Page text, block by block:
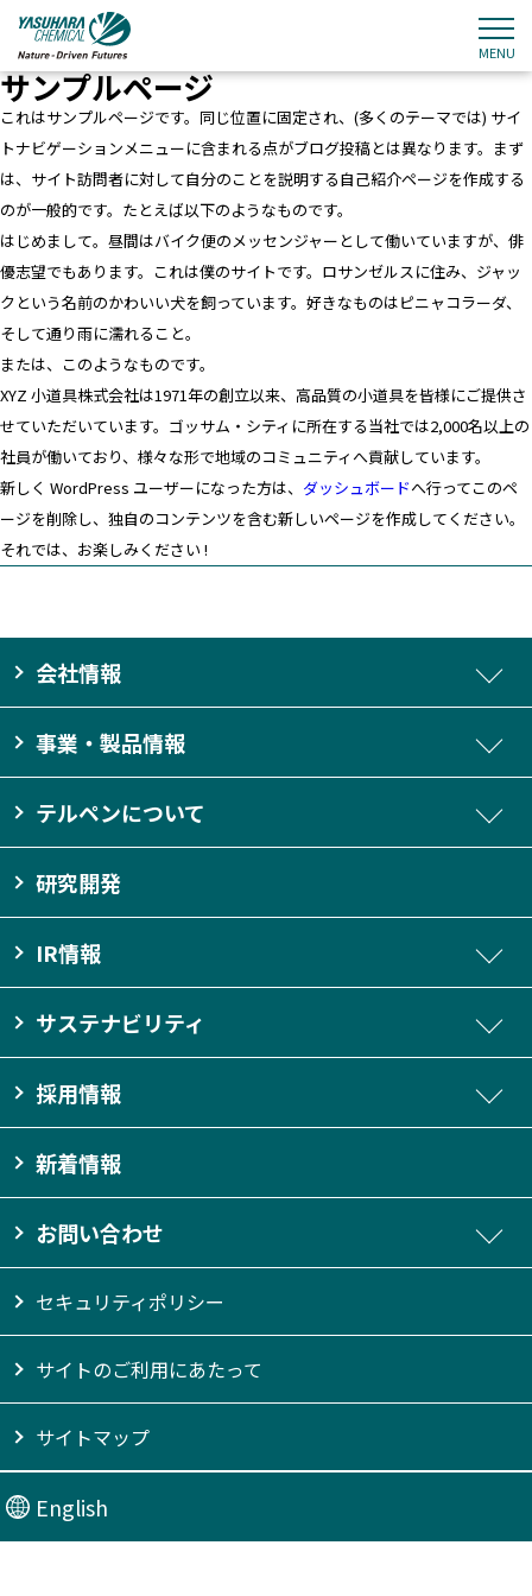
MENU
サンプルページ
これはサンプルページです。同じ位置に固定され、(多くのテーマでは) サイ
トナビゲーションメニューに含まれる点がブログ投稿とは異なります。まず
は、サイト訪問者に対して自分のことを説明する自己紹介ページを作成する
のが一般的です。たとえば以下のようなものです。
はじめまして。昼間はバイク便のメッセンジャーとして働いていますが、俳
優志望でもあります。これは僕のサイトです。ロサンゼルスに住み、ジャッ
クという名前のかわいい犬を飼っています。好きなものはピニャコラーダ、
そして通り雨に濡れること。
または、このようなものです。
XYZ 小道具株式会社は1971年の創立以来、高品質の小道具を皆様にご提供さ
せていただいています。ゴッサム・シティに所在する当社では2,000名以上の
社員が働いており、様々な形で地域のコミュニティへ貢献しています。
新しく WordPress ユーザーになった方は、 ダッシュボードへ行ってこのペ
ージを削除し、独自のコンテンツを含む新しいページを作成してください。
それでは、お楽しみください !
会社情報
事業・製品情報
テルペンについて
研究開発
IR情報
サステナビリティ
採用情報
新着情報
お問い合わせ
セキュリティポリシー
サイトのご利用にあたって
サイトマップ
English